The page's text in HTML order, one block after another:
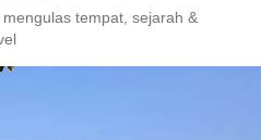
tempat, sejarah &